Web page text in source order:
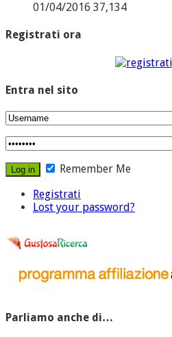
01/04/2016 37,134
Registrati ora
Entra nel sito
Remember Me
Registrati
Lost your password?
Parliamo anche di…